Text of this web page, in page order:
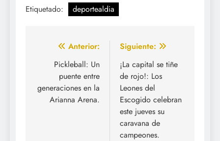
Etiquetado: deportealdia
Navegación
entradas
Anterior:
Pickleball: Un
puente entre
generaciones en la
Arianna Arena.
Siguiente:
¡La capital se tiñe
de rojo!: Los
Leones del
Escogido celebran
este jueves su
caravana de
campeones.